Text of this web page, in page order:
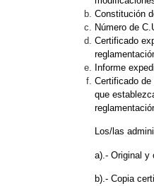
Constitución
Número de
Certificado
Informe
Certificado
que
Los/las
a).- Original y
b).- Copia